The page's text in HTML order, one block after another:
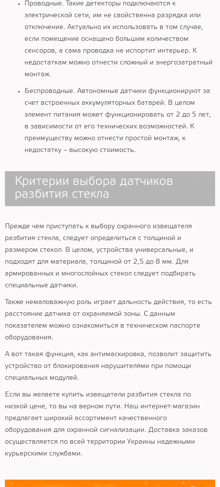
Проводные. Такие детекторы подключаются к
электрической сети, им не свойственна разрядка или
отключение. Актуально их использовать в том случае,
если помещение оснащено большим количеством
сенсоров, а сама проводка не испортит интерьер. К
недостаткам можно отнести сложный и энергозатратный
монтаж.
Беспроводные. Автономные датчики функционируют за
счет встроенных аккумуляторных батарей. В целом
элемент питания может функционировать от 2 до 5 лет,
в зависимости от его технических возможностей. К
преимуществу можно отнести простой монтаж, к
недостатку – высокую стоимость.
Критерии выбора датчиков
разбития стекла
Прежде чем приступать к выбору охранного извещателя
разбития стекла, следует определиться с толщиной и
размером стекол. В целом, устройства универсальные, и
подходят для материала, толщиной от 2,5 до 8 мм. Для
армированных и многослойных стекол следует подбирать
специальные датчики.
Также немаловажную роль играет дальность действия, то есть
расстояние датчика от охраняемой зоны. С данным
показателем можно ознакомиться в техническом паспорте
оборудования.
А вот такая функция, как антимаскировка, позволит защитить
устройство от блокирования нарушителями при помощи
специальных модулей.
Если вы желаете купить извещатели разбития стекла по
низкой цене, то вы на верном пути. Наш интернет-магазин
предлагает широкий ассортимент качественного
оборудования для охранной сигнализации. Доставка заказов
осуществляется по всей территории Украины надежными
курьерскими службами.